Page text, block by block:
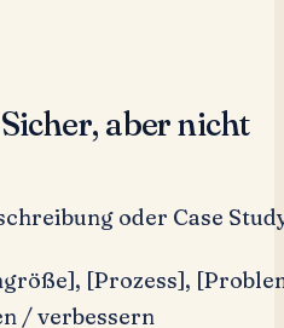
aber nicht
oder Case
[Prozess],
/ verbessern